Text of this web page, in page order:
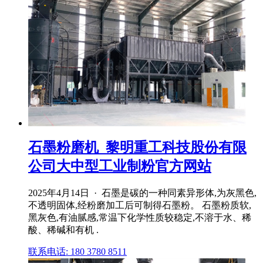
石墨粉磨机_黎明重工科技股份有限
公司大中型工业制粉官方网站
2025年4月14日 · 石墨是碳的一种同素异形体,为灰黑色,
不透明固体,经粉磨加工后可制得石墨粉。 石墨粉质软,
黑灰色,有油腻感,常温下化学性质较稳定,不溶于水、稀
酸、稀碱和有机 .
联系电话: 180 3780 8511